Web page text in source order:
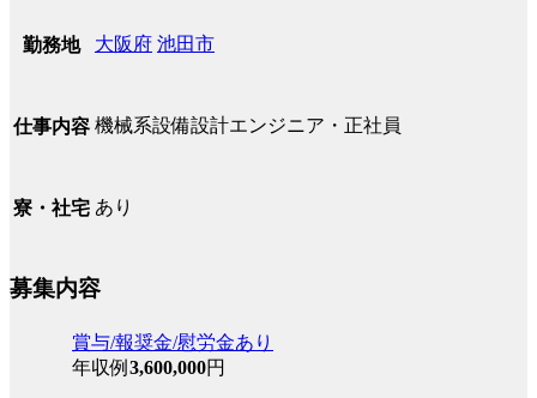
勤務地 大阪府 池田市
仕事内容 機械系設備設計エンジニア・正社員
寮・社宅 あり
募集内容
賞与/報奨金/慰労金あり
年収例 3,600,000円